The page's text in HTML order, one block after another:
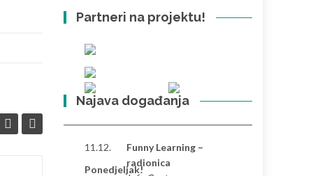
Partneri na projektu!
Najava događanja
11.12.
Ponedjeljak!
Funny Learning –
radionica